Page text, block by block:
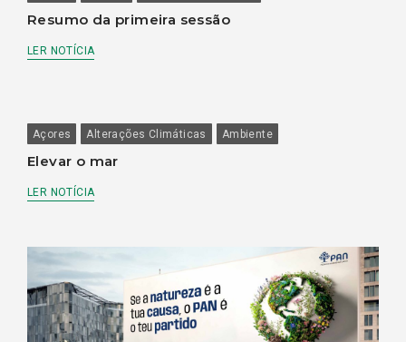
Resumo da primeira sessão
LER NOTÍCIA
Açores Alterações Climáticas Ambiente
Elevar o mar
LER NOTÍCIA